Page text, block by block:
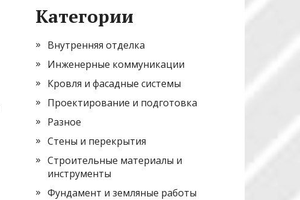
Категории
Внутренняя отделка
Инженерные коммуникации
Кровля и фасадные системы
Проектирование и подготовка
Разное
Стены и перекрытия
Строительные материалы и
инструменты
Фундамент и земляные работы